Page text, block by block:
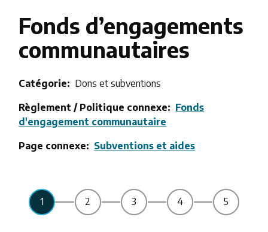
d'Ariane
Fonds d’engagements
communautaires
Catégorie
Dons et subventions
Règlement / Politique connexe
Fonds
d'engagement communautaire
Page connexe
Subventions et aides